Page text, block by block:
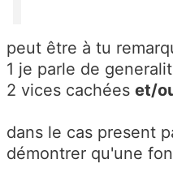
peut être à tu
1 je parle de
2 vices cachées et/
dans le cas present
démontrer qu'une